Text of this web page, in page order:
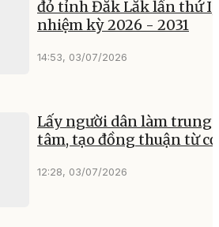
đỏ tỉnh Đắk Lắk lần thứ I,
nhiệm kỳ 2026 - 2031
14:53, 03/07/2026
Lấy người dân làm trung
tâm, tạo đồng thuận từ
12:28, 03/07/2026